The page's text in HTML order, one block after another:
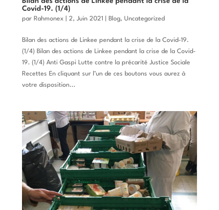
Covid-19. (1/4)
par Rahmonex| 2, Juin 2021 Blog, Uncategorized
Bilan des actions de Linkee pendant la crise de la Covid-19.
(1/4) Bilan des actions de Linkee pendant la crise de la Covid-
19. (1/4) Anti Gaspi Lutte contre la précarité Justice Sociale
Recettes En cliquant sur l’un de ces boutons vous aurez à
votre disposition...